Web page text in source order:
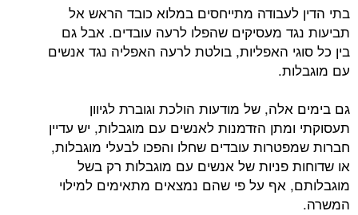
בתי הדין לעבודה מתייחסים במלוא כובד הראש אל
תביעות נגד מעסיקים שהפלו לרעה עובדים. אבל גם
בין כל סוגי האפליות, בולטת לרעה האפליה נגד אנשים
עם מוגבלות.
גם בימים אלה, של מודעות הולכת וגוברת לגיוון
תעסוקתי ומתן הזדמנות לאנשים עם מוגבלות, יש עדיין
חברות שמפטרות עובדים שחלו והפכו לבעלי מוגבלות,
או שדוחות פניות של אנשים עם מוגבלות רק בשל
מוגבלותם, אף על פי שהם נמצאים מתאימים למילוי
המשרה.